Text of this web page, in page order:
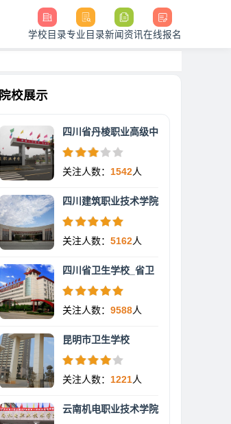
学校目录专业目录新闻资讯在线报名
院校展示
四川省丹棱职业高级中
关注人数： 1542人
四川建筑职业技术学院
关注人数： 5162人
四川省卫生学校_省卫
关注人数： 9588人
昆明市卫生学校
关注人数： 1221人
云南机电职业技术学院